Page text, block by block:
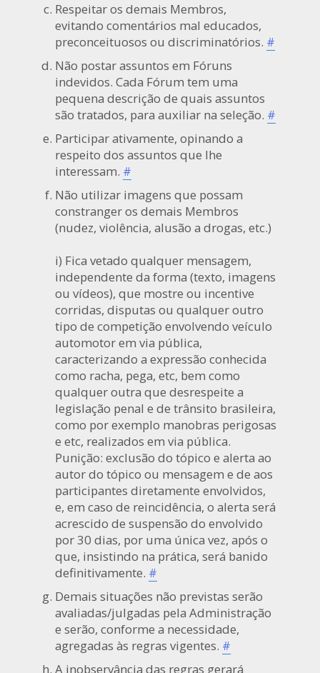
Respeitar os demais Membros,
evitando comentários mal educados,
preconceituosos ou discriminatórios. #
Não postar assuntos em Fóruns
indevidos. Cada Fórum tem uma
pequena descrição de quais assuntos
são tratados, para auxiliar na seleção. #
Participar ativamente, opinando a
respeito dos assuntos que lhe
interessam. #
Não utilizar imagens que possam
constranger os demais Membros
(nudez, violência, alusão a drogas, etc.)
i) Fica vetado qualquer mensagem,
independente da forma (texto, imagens
ou vídeos), que mostre ou incentive
corridas, disputas ou qualquer outro
tipo de competição envolvendo veículo
automotor em via pública,
caracterizando a expressão conhecida
como racha, pega, etc, bem como
qualquer outra que desrespeite a
legislação penal e de trânsito brasileira,
como por exemplo manobras perigosas
e etc, realizados em via pública.
Punição: exclusão do tópico e alerta ao
autor do tópico ou mensagem e de aos
participantes diretamente envolvidos,
e, em caso de reincidência, o alerta será
acrescido de suspensão do envolvido
por 30 dias, por uma única vez, após o
que, insistindo na prática, será banido
definitivamente. #
Demais situações não previstas serão
avaliadas/julgadas pela Administração
e serão, conforme a necessidade,
agregadas às regras vigentes. #
A inobservância das regras gerará